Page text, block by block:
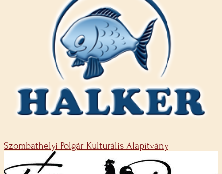
Szombathelyi Polgár Kulturális Alapítvány